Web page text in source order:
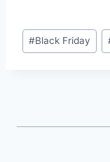
#Black Friday